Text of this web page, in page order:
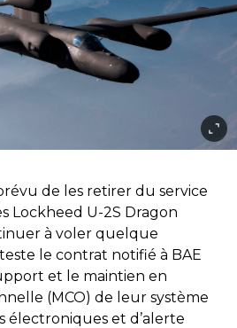
de les retirer du service
Lockheed U-2S Dragon
à voler quelque
le contrat notifié à BAE
et le maintien en
(MCO) de leur système
électroniques et d’alerte